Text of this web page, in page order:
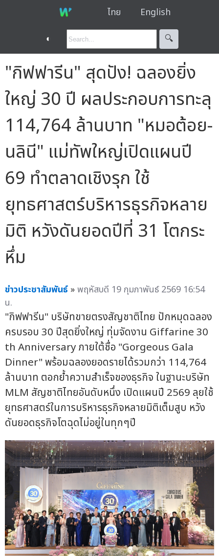
ไทย English
◐ 🔍︎
"กิฟฟารีน" สุดปัง! ฉลองยิ่ง
ใหญ่ 30 ปี ผลประกอบการทะลุ
114,764 ล้านบาท "หมอต้อย-
นลินี" แม่ทัพใหญ่เปิดแผนปี
69 ทำตลาดเชิงรุก ใช้
ยุทธศาสตร์บริหารธุรกิจหลาย
มิติ หวังดันยอดปีที่ 31 โตกระ
หึ่ม
ข่าวประชาสัมพันธ์ »พฤหัสบดี 19 กุมภาพันธ์ 2569 16:54
น.
"กิฟฟารีน" บริษัทขายตรงสัญชาติไทย ปักหมุดฉลอง
ครบรอบ 30 ปีสุดยิ่งใหญ่ ทุ่มจัดงาน Giffarine 30
th Anniversary ภายใต้ชื่อ "Gorgeous Gala
Dinner" พร้อมฉลองยอดรายได้รวมกว่า 114,764
ล้านบาท ตอกย้ำความสำเร็จของธุรกิจ ในฐานะบริษัท
MLM สัญชาติไทยอันดับหนึ่ง เปิดแผนปี 2569 ลุยใช้
ยุทธศาสตร์ในการบริหารธุรกิจหลายมิติเต็มสูบ หวัง
ดันยอดธุรกิจโตฉุดไม่อยู่ในทุกๆปี